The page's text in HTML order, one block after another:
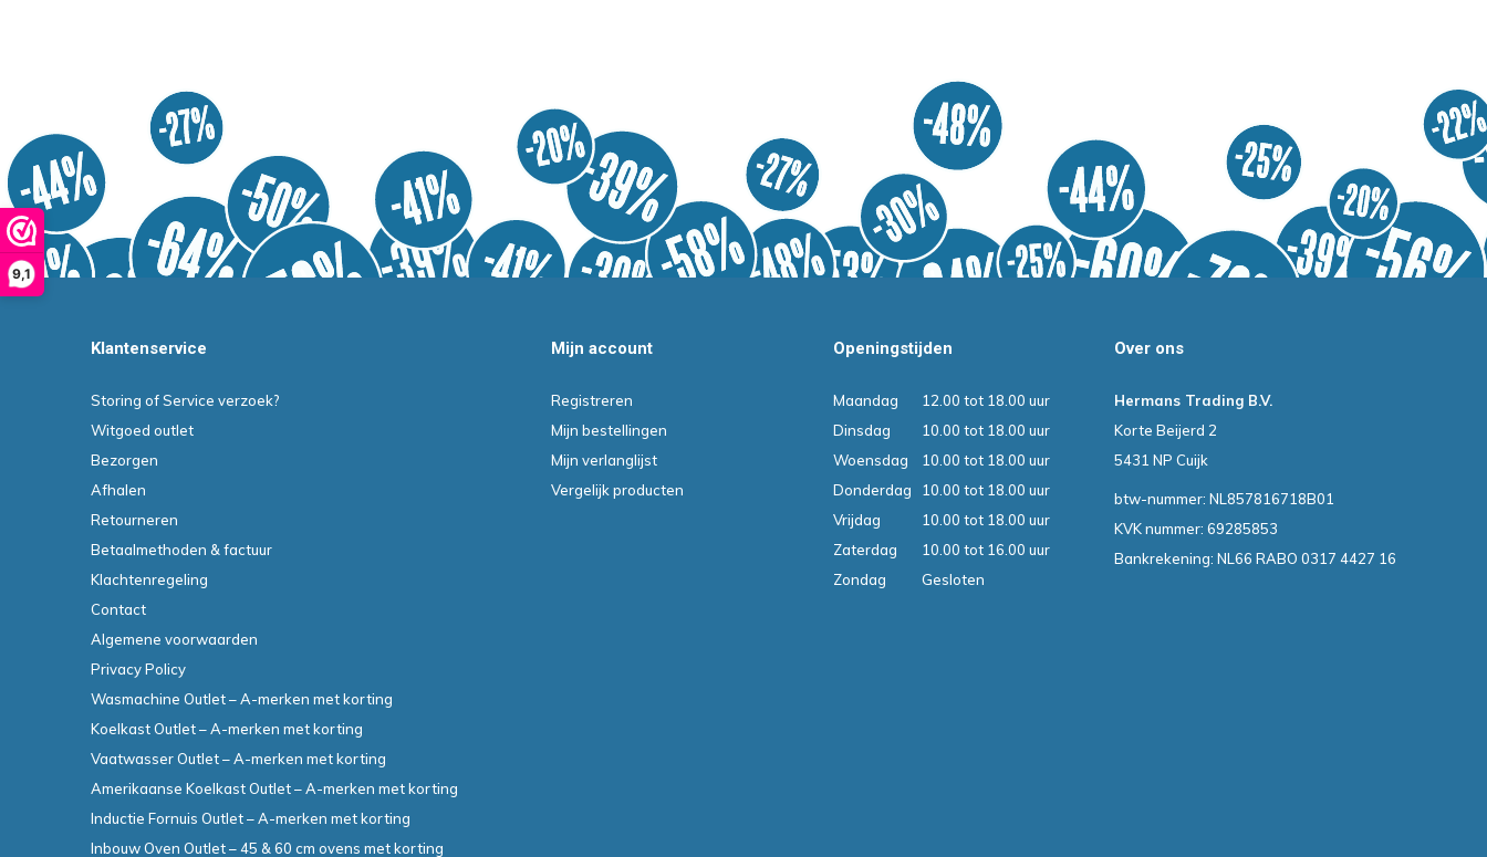
9,1
Klantenservice
Storing of Service verzoek?
Witgoed outlet
Bezorgen
Afhalen
Retourneren
Betaalmethoden & factuur
Klachtenregeling
Contact
Algemene voorwaarden
Privacy Policy
Wasmachine Outlet – A-merken met korting
Koelkast Outlet – A-merken met korting
Vaatwasser Outlet – A-merken met korting
Amerikaanse Koelkast Outlet – A-merken met korting
Inductie Fornuis Outlet – A-merken met korting
Inbouw Oven Outlet – 45 & 60 cm ovens met korting
Mijn account
Registreren
Mijn bestellingen
Mijn verlanglijst
Vergelijk producten
Openingstijden
Maandag
12.00 tot 18.00 uur
Dinsdag
10.00 tot 18.00 uur
Woensdag
10.00 tot 18.00 uur
Donderdag
10.00 tot 18.00 uur
Vrijdag
10.00 tot 18.00 uur
Zaterdag
10.00 tot 16.00 uur
Zondag
Gesloten
Over ons
Hermans Trading B.V.
Korte Beijerd 2
5431 NP Cuijk
btw-nummer: NL857816718B01
KVK nummer: 69285853
Bankrekening: NL66 RABO 0317 4427 16